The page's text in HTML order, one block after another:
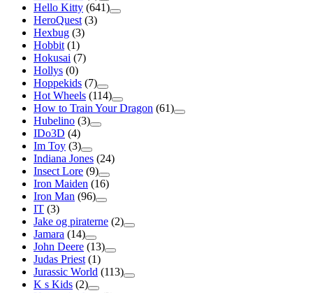
Hello Kitty (641)
HeroQuest (3)
Hexbug (3)
Hobbit (1)
Hokusai (7)
Hollys (0)
Hoppekids (7)
Hot Wheels (114)
How to Train Your Dragon (61)
Hubelino (3)
IDo3D (4)
Im Toy (3)
Indiana Jones (24)
Insect Lore (9)
Iron Maiden (16)
Iron Man (96)
IT (3)
Jake og piraterne (2)
Jamara (14)
John Deere (13)
Judas Priest (1)
Jurassic World (113)
K s Kids (2)